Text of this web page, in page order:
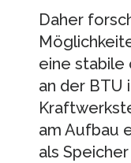
Daher
eine stabile
an der BTU
am Aufbau
als